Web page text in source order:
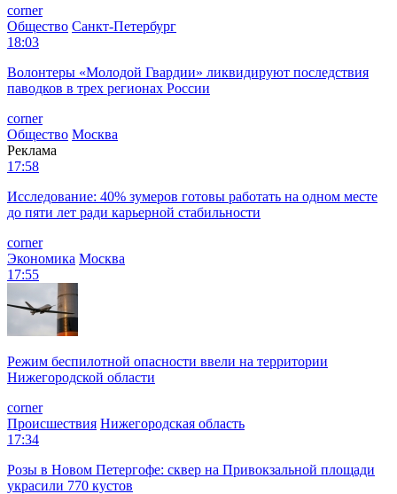
corner
Общество Санкт-Петербург
18:03
Волонтеры «Молодой Гвардии» ликвидируют последствия
паводков в трех регионах России
corner
Общество Москва
Реклама
17:58
Исследование: 40% зумеров готовы работать на одном месте
до пяти лет ради карьерной стабильности
corner
Экономика Москва
17:55
Режим беспилотной опасности ввели на территории
Нижегородской области
corner
Происшествия Нижегородская область
17:34
Розы в Новом Петергофе: сквер на Привокзальной площади
украсили 770 кустов